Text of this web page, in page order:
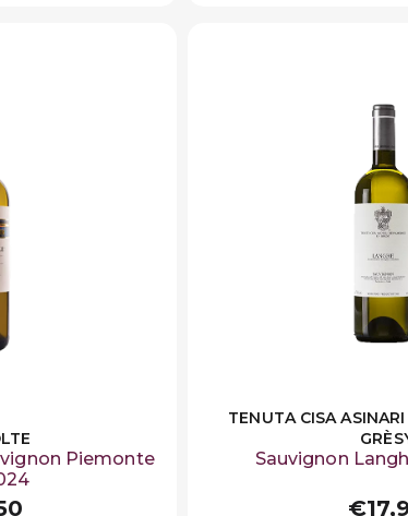
Piemonte
TENUTA CISA
Sauvignon